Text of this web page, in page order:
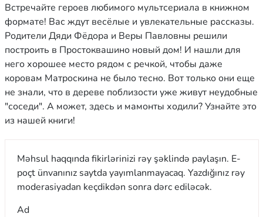
Встречайте героев любимого мультсериала в книжном
формате! Вас ждут весёлые и увлекательные рассказы.
Родители Дяди Фёдора и Веры Павловны решили
построить в Простоквашино новый дом! И нашли для
него хорошее место рядом с речкой, чтобы даже
коровам Матроскина не было тесно. Вот только они еще
не знали, что в дереве поблизости уже живут неудобные
"соседи". А может, здесь и мамонты ходили? Узнайте это
из нашей книги!
Məhsul haqqında fikirlərinizi rəy şəklində paylaşın. E-
poçt ünvanınız saytda yayımlanmayacaq. Yazdığınız rəy
moderasiyadan keçdikdən sonra dərc ediləcək.
Ad